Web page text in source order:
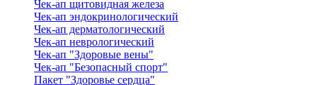
Чек-ап щитовидная железа
Чек-ап эндокринологический
Чек-ап дерматологический
Чек-ап неврологический
Чек-ап "Здоровые вены"
Чек-ап "Безопасный спорт"
Пакет "Здоровье сердца"